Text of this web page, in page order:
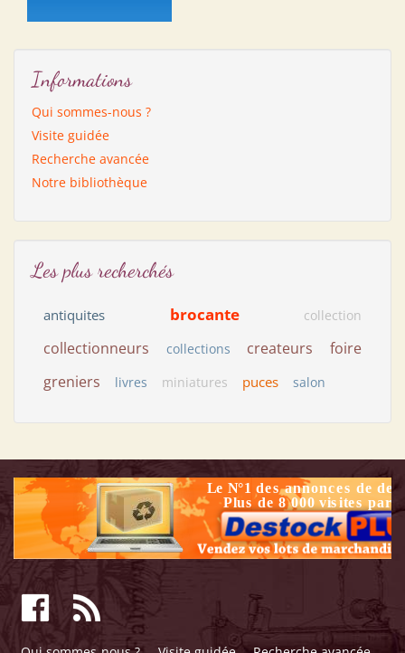
Informations
Qui sommes-nous ?
Visite guidée
Recherche avancée
Notre bibliothèque
Les plus recherchés
antiquites brocante collection
collectionneurs collections createurs
foire
greniers
livres miniatures puces salon